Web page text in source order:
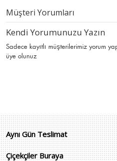
Müşteri Yorumları
Kendi Yorumunuzu Yazın
Sadece kayıtlı müşterilerimiz yorum
üye olunuz
Aynı Gün Teslimat
Çiçekçiler Buraya